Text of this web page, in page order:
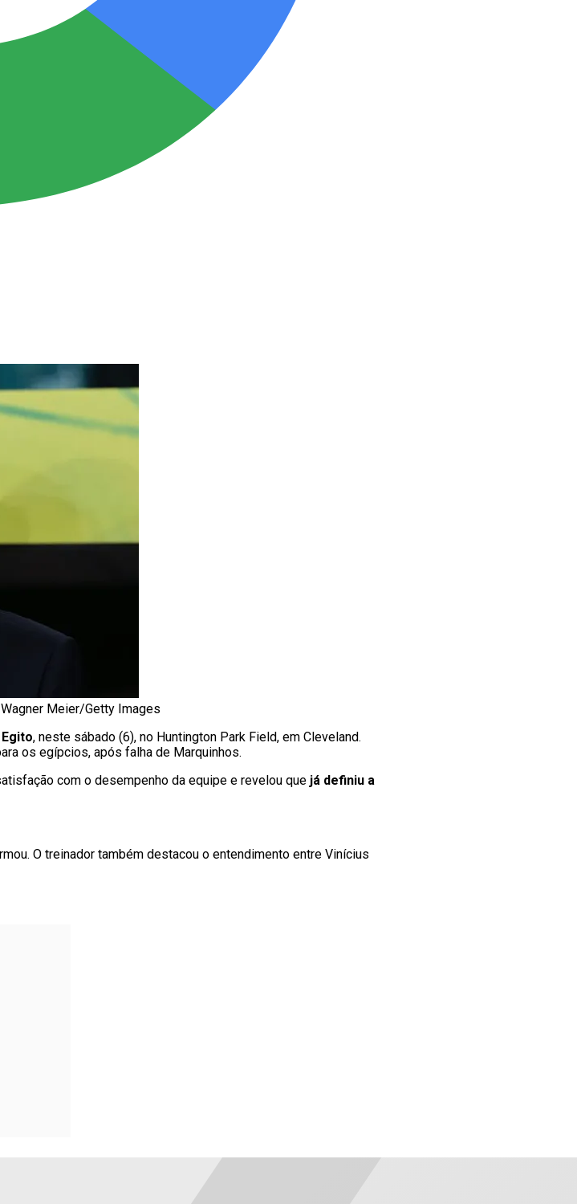
Meier/Getty Images
Egito, neste sábado (6), no Huntington Park Field, em Cleveland.
os egípcios, após falha de Marquinhos.
com o desempenho da equipe e revelou que já definiu a
O treinador também destacou o entendimento entre Vinícius